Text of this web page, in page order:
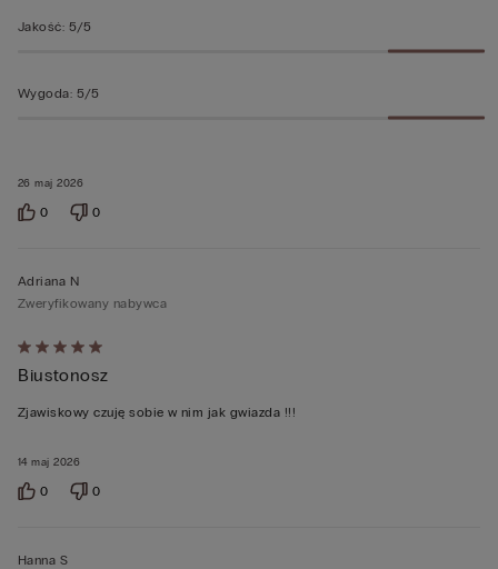
26 maj 2026
Jakość: 5/5
Wygoda: 5/5
0 0
Ocena
5
z
14 maj 2026
Adriana N
Zweryfikowany nabywca
Biustonosz
Zjawiskowy czuję sobie w nim jak gwiazda !!!
0 0
Hanna S